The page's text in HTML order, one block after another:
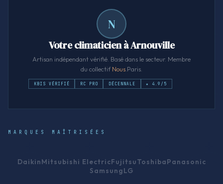
N
Votre climaticien à Arnouville
Artisan indépendant vérifié. Basé dans le secteur. Membre
du collectifNous .Paris.
KBIS VÉRIFIÉ RC PRO DÉCENNALE ★ 4.9/5
MARQUES MAÎTRISÉES
DaikinMitsubishi ElectricFujitsuToshibaPanasonic
SamsungLG